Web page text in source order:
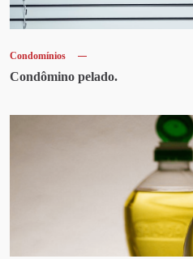
Condomínios
Condômino pelado.